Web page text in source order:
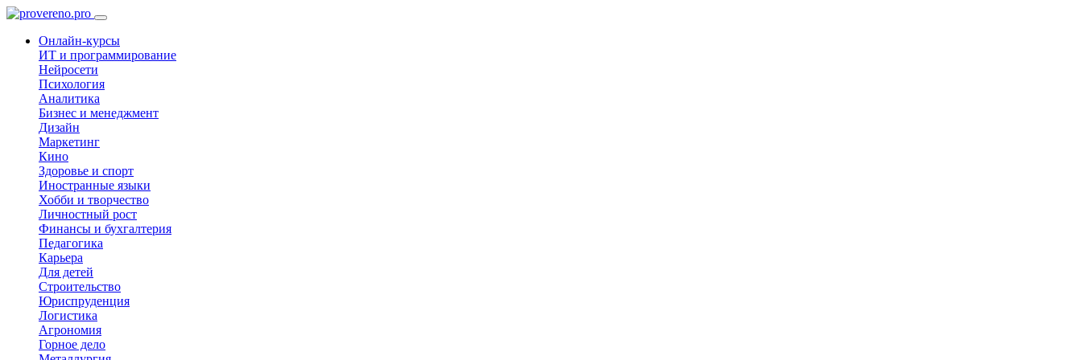
Онлайн-курсы
ИТ и программирование
Нейросети
Психология
Аналитика
Бизнес и менеджмент
Дизайн
Маркетинг
Кино
Здоровье и спорт
Иностранные языки
Хобби и творчество
Личностный рост
Финансы и бухгалтерия
Педагогика
Карьера
Для детей
Строительство
Юриспруденция
Логистика
Агрономия
Горное дело